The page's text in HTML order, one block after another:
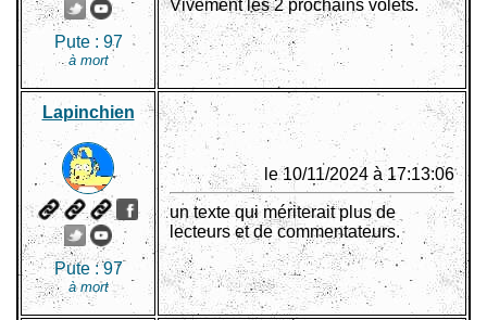
Pute : 97
à mort
Vivement les 2 prochains volets.
Lapinchien
Pute :97
à mort
le 10/11/2024 à 17:13:06
un texte qui mériterait plus de
lecteurs et de commentateurs.